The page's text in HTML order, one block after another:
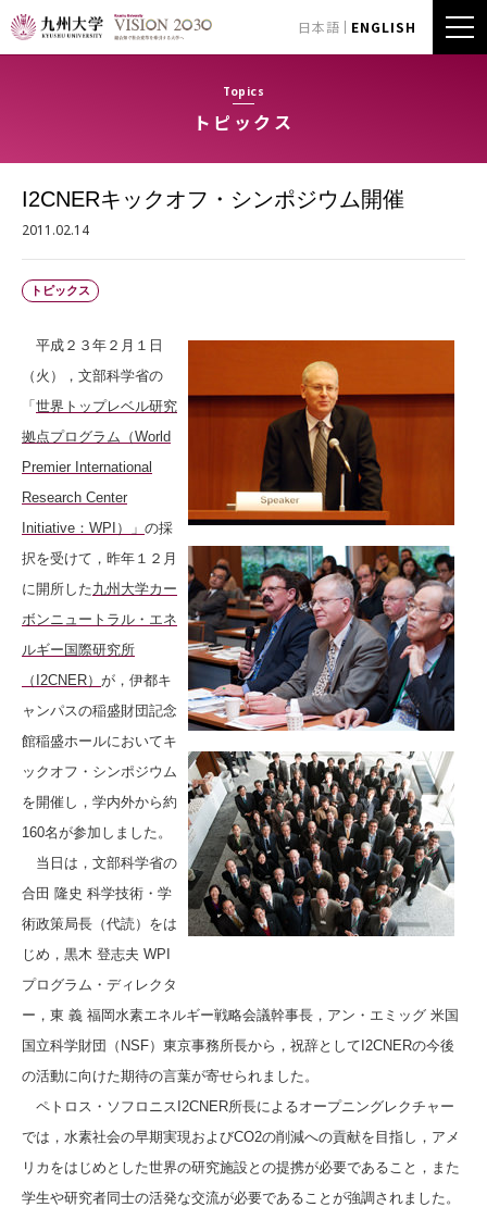
日本語 ENGLISH
Topics
トピックス
I2CNERキックオフ・シンポジウム開催
2011.02.14
トピックス
平成２３年２月１日
（火），文部科学省の
「 世界トップレベル研究
拠点プログラム（World
Premier International
Research Center
Initiative：WPI）」 の採
択を受けて，昨年１２月
に開所した九州大学カー
ボンニュートラル・エネ
ルギー国際研究所
（I2CNER） が，伊都キ
ャンパスの稲盛財団記念
館稲盛ホールにおいてキ
ックオフ・シンポジウム
を開催し，学内外から約
160名が参加しました。
当日は，文部科学省の
合田 隆史 科学技術・学
術政策局長（代読）をは
じめ，黒木 登志夫 WPI
プログラム・ディレクタ
ー，東 義 福岡水素エネルギー戦略会議幹事長，アン・エミッグ 米国
国立科学財団（NSF）東京事務所長から，祝辞としてI2CNERの今後
の活動に向けた期待の言葉が寄せられました。
ペトロス・ソフロニスI2CNER所長によるオープニングレクチャー
では，水素社会の早期実現およびCO2の削減への貢献を目指し，アメ
リカをはじめとした世界の研究施設との提携が必要であること，また
学生や研究者同士の活発な交流が必要であることが強調されました。